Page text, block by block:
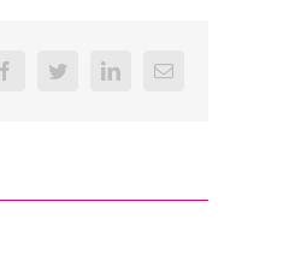
FacebookTwitterLinkedInEmail